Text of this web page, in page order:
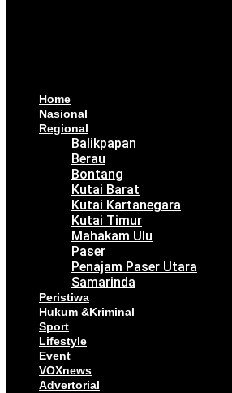
Home
Nasional
Regional
Balikpapan
Berau
Bontang
Kutai Barat
Kutai Kartanegara
Kutai Timur
Mahakam Ulu
Paser
Penajam Paser Utara
Samarinda
Peristiwa
Hukum &Kriminal
Sport
Lifestyle
Event
VOXnews
Advertorial